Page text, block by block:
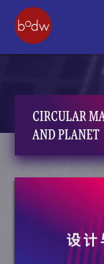
CIRCULAR
AND PLANET